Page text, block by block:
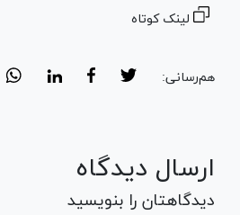
لینک کوتاه
هم‌رسانی:
ارسال دیدگاه
دیدگاهتان را بنویسید